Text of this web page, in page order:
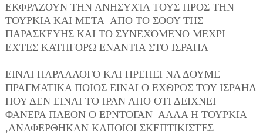
ΕΚΦΡΑΖΟΥΝ ΤΗΝ ΑΝΗΣΥΧΊΑ ΤΟΥΣ ΠΡΟΣ ΤΗΝ
ΤΟΥΡΚΙΑ ΚΑΙ ΜΕΤΑ ΑΠΟ ΤΟ ΣΟΟΥ ΤΗΣ
ΠΑΡΑΣΚΕΥΗΣ ΚΑΙ ΤΟ ΣΥΝΕΧΌΜΕΝΟ ΜΕΧΡΙ
ΕΧΤΕΣ ΚΑΤΗΓΟΡΩ ΕΝΑΝΤΙΑ ΣΤΟ ΙΣΡΑΗΛ
ΕΙΝΑΙ ΠΑΡΑΛΛΟΓΟ ΚΑΙ ΠΡΕΠΕΙ ΝΑ ΔΟΥΜΕ
ΠΡΑΓΜΑΤΙΚΑ ΠΟΙΟΣ ΕΙΝΑΙ Ο ΕΧΘΡΟΣ ΤΟΥ ΙΣΡΑΗΛ
ΠΟΥ ΔΕΝ ΕΙΝΑΙ ΤΟ ΙΡΑΝ ΑΠΟ ΟΤΙ ΔΕΙΧΝΕΙ
ΦΑΝΕΡΑ ΠΛΕΟΝ Ο ΕΡΝΤΟΓΑΝ ΑΛΛΑ Η ΤΟΥΡΚΙΑ
,ΑΝΑΦΕΡΘΗΚΑΝ ΚΑΠΟΙΟΙ ΣΚΕΠΤΙΚΙΣΤΈΣ